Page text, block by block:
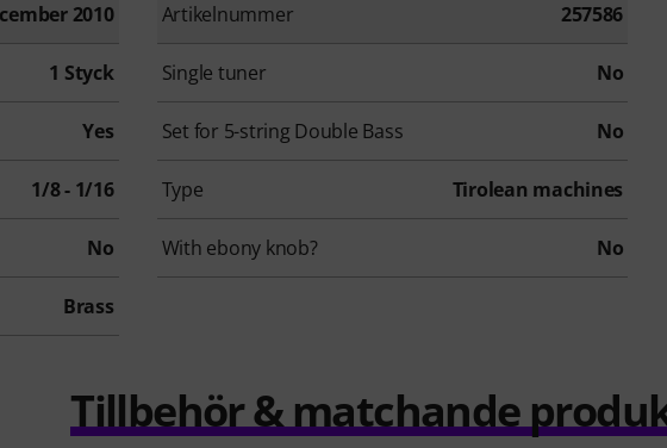
2010 Artikelnummer 257586
1 Styck Single tuner No
Yes Set for 5-string Double Bass No
1/8 - 1/16 Type Tirolean machines
No With ebony knob? No
Brass
Tillbehör & matchande